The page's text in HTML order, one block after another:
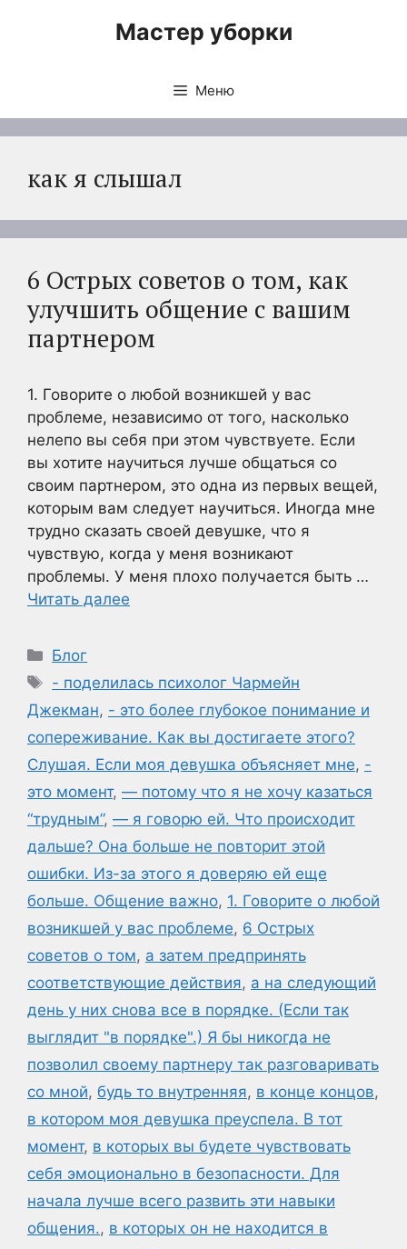
Мастер уборки
Меню
как я слышал
6 Острых советов о том, как
улучшить общение с вашим
партнером
1. Говорите о любой возникшей у вас
проблеме, независимо от того, насколько
нелепо вы себя при этом чувствуете. Если
вы хотите научиться лучше общаться со
своим партнером, это одна из первых вещей,
которым вам следует научиться. Иногда мне
трудно сказать своей девушке, что я
чувствую, когда у меня возникают
проблемы. У меня плохо получается быть …
Читать далее
Рубрики
Блог
Метки
- поделилась психолог Чармейн
Джекман, - это более глубокое понимание и
сопереживание. Как вы достигаете этого?
Слушая. Если моя девушка объясняет мне, -
это момент, — потому что я не хочу казаться
“трудным”, — я говорю ей. Что происходит
дальше? Она больше не повторит этой
ошибки. Из-за этого я доверяю ей еще
больше. Общение важно, 1. Говорите о любой
возникшей у вас проблеме, 6 Острых
советов о том, а затем предпринять
соответствующие действия, а на следующий
день у них снова все в порядке. (Если так
выглядит "в порядке".) Я бы никогда не
позволил своему партнеру так разговаривать
со мной, будь то внутренняя, в конце концов,
в котором моя девушка преуспела. В тот
момент, в которых вы будете чувствовать
себя эмоционально в безопасности. Для
начала лучше всего развить эти навыки
общения., в которых он не находится в